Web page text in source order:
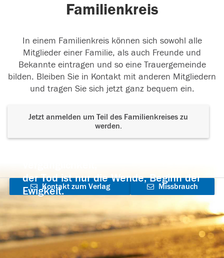
Familienkreis
In einem Familienkreis können sich sowohl alle
Mitglieder einer Familie, als auch Freunde und
Bekannte eintragen und so eine Trauergemeinde
bilden. Bleiben Sie in Kontakt mit anderen Mitgliedern
und tragen Sie sich jetzt ganz bequem ein.
Jetzt anmelden um Teil des Familienkreises zu
werden.
der Tod ist nur die Wende, Beginn der
Ewigkeit.
Kontakt zum Verlag
aufnehmen
Missbrauch